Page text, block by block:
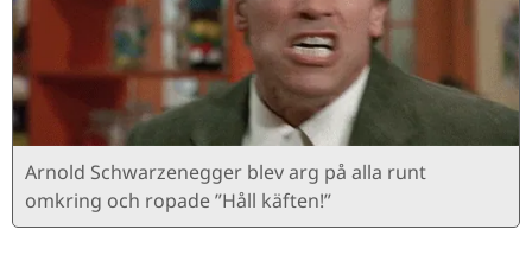
Arnold Schwarzenegger blev arg på alla runt
omkring och ropade ”Håll käften!”